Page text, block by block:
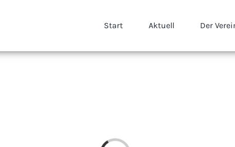
Start Aktuell Der
Loading...